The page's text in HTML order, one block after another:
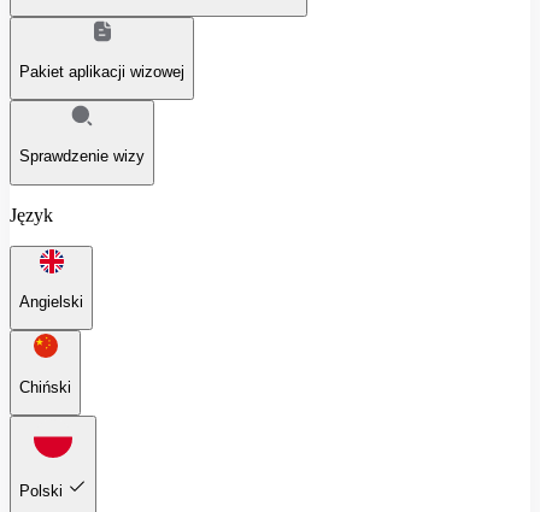
Pakiet aplikacji wizowej
Sprawdzenie wizy
Język
Angielski
Chiński
Polski